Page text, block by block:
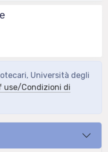
Università degli
use/Condizioni di